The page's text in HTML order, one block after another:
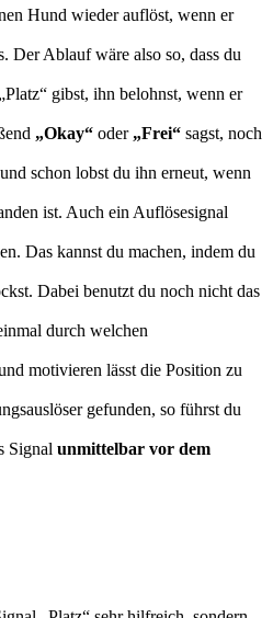
Hund wieder auflöst, wenn er
Der Ablauf wäre also so, dass du
gibst, ihn belohnst, wenn er
„Okay“ oder „Frei“ sagst, noch
schon lobst du ihn erneut, wenn
ist. Auch ein Auflösesignal
Das kannst du machen, indem du
Dabei benutzt du noch nicht das
durch welchen
motivieren lässt die Position zu
gefunden, so führst du
Signal unmittelbar vor dem